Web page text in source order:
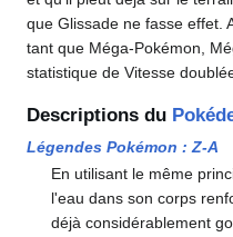
que Glissade ne fasse effet.
tant que Méga-Pokémon,
statistique de Vitesse
Descriptions du
Légendes Pokémon : Z-A
En utilisant le même
l'eau dans son corps
déjà considérablement